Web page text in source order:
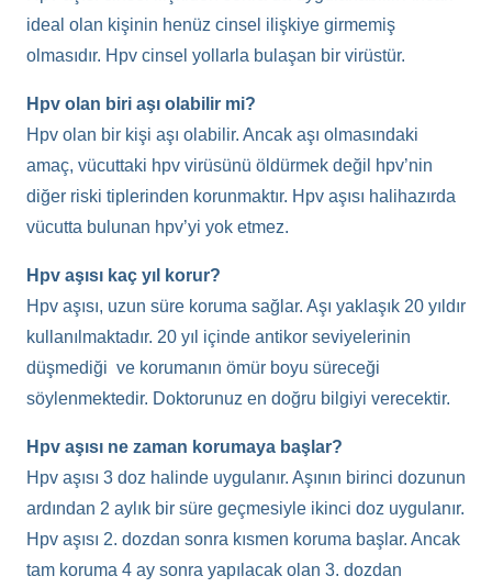
ideal olan kişinin henüz cinsel ilişkiye girmemiş
olmasıdır. Hpv cinsel yollarla bulaşan bir virüstür.
Hpv olan biri aşı olabilir mi?
Hpv olan bir kişi aşı olabilir. Ancak aşı olmasındaki
amaç, vücuttaki hpv virüsünü öldürmek değil hpv’nin
diğer riski tiplerinden korunmaktır. Hpv aşısı halihazırda
vücutta bulunan hpv’yi yok etmez.
Hpv aşısı kaç yıl korur?
Hpv aşısı, uzun süre koruma sağlar. Aşı yaklaşık 20 yıldır
kullanılmaktadır. 20 yıl içinde antikor seviyelerinin
düşmediği ve korumanın ömür boyu süreceği
söylenmektedir. Doktorunuz en doğru bilgiyi verecektir.
Hpv aşısı ne zaman korumaya başlar?
Hpv aşısı 3 doz halinde uygulanır. Aşının birinci dozunun
ardından 2 aylık bir süre geçmesiyle ikinci doz uygulanır.
Hpv aşısı 2. dozdan sonra kısmen koruma başlar. Ancak
tam koruma 4 ay sonra yapılacak olan 3. dozdan